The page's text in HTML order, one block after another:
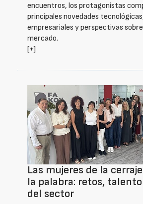
encuentros, los protagonistas
principales novedades
empresariales y perspectivas
mercado.
[+]
Las mujeres de la
la palabra: retos,
del sector